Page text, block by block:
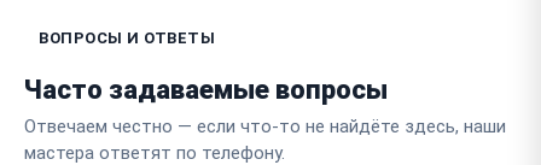
ВОПРОСЫ И ОТВЕТЫ
Часто задаваемые вопросы
Отвечаем честно — если что-то не найдёте здесь, наши
мастера ответят по телефону.